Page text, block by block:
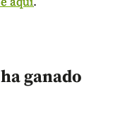
ganado